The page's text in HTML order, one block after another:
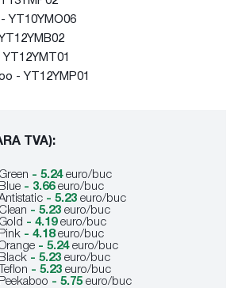
YT10YMO06
- YT12YMP01
TVA):
- 5.24euro/buc
- 3.66euro/buc
- 5.23 euro/buc
- 5.23 euro/buc
- 4.19 euro/buc
- 4.18 euro/buc
- 5.24euro/buc
- 5.23 euro/buc
- 5.23 euro/buc
- 5.75 euro/buc